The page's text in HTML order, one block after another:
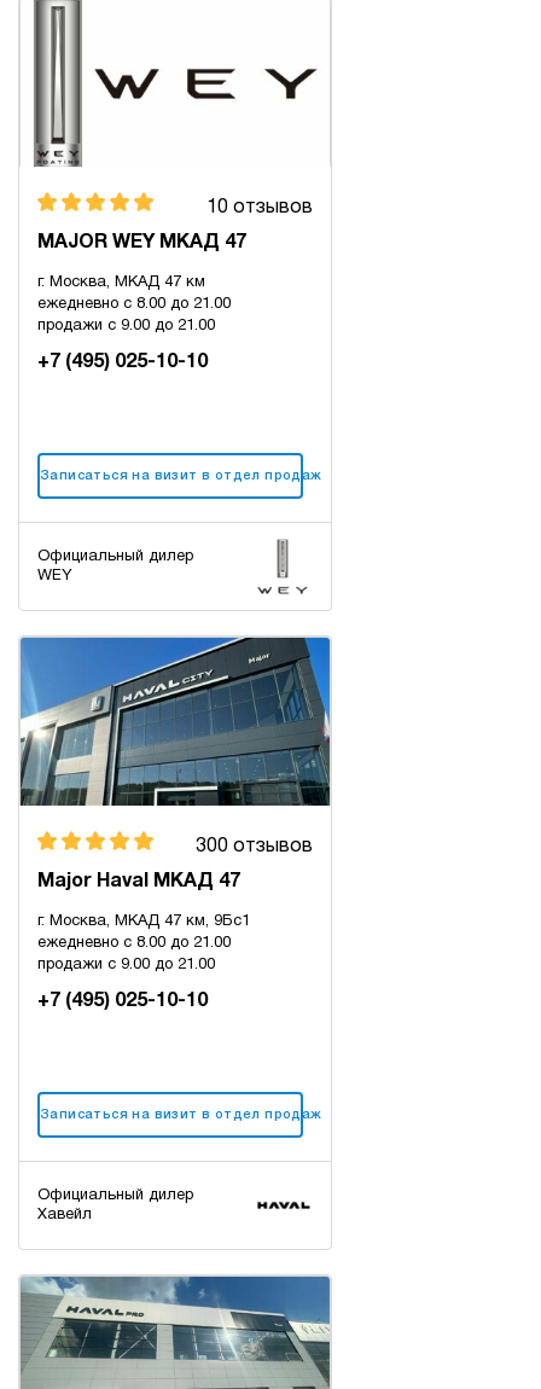
10 отзывов
MAJOR WEY МКАД 47
г. Москва, МКАД 47 км
ежедневно с 8.00 до 21.00
продажи с 9.00 до 21.00
+7 (495) 025-10-10
Записаться на визит в отдел продаж
Официальный дилер
WEY
300 отзывов
Major Haval МКАД 47
г. Москва, МКАД 47 км, 9Бс1
ежедневно с 8.00 до 21.00
продажи с 9.00 до 21.00
+7 (495) 025-10-10
Записаться на визит в отдел продаж
Официальный дилер
Хавейл